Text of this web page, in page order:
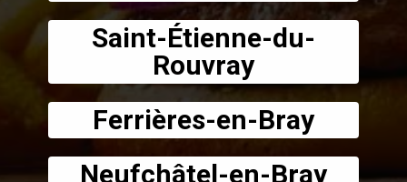
Saint-Étienne-du-
Rouvray
Ferrières-en-Bray
Neufchâtel-en-Bray